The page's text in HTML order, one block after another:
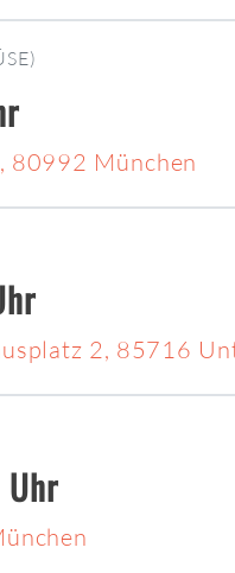
80992 München
2, 85716